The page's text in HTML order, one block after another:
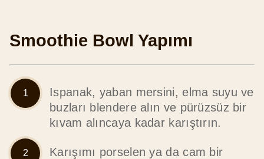
Smoothie Bowl Yapımı
Ispanak, yaban mersini, elma suyu ve
buzları blendere alın ve pürüzsüz bir
kıvam alıncaya kadar karıştırın.
Karışımı porselen ya da cam bir